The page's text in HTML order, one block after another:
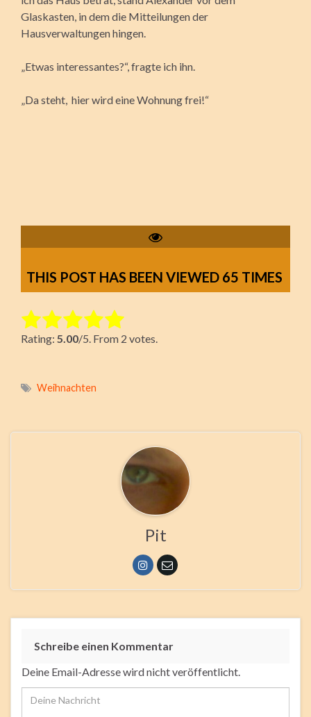
Glaskasten, in dem die Mitteilungen der
Hausverwaltungen hingen.
„Etwas interessantes?“, fragte ich ihn.
„Da steht, hier wird eine Wohnung frei!“
THIS POST HAS BEEN VIEWED 65 TIMES
Rate this item:
Submit Rating
Rating: 5.00/5. From 2 votes.
Weihnachten
Pit
Schreibe einen Kommentar
Deine Email-Adresse wird nicht veröffentlicht.